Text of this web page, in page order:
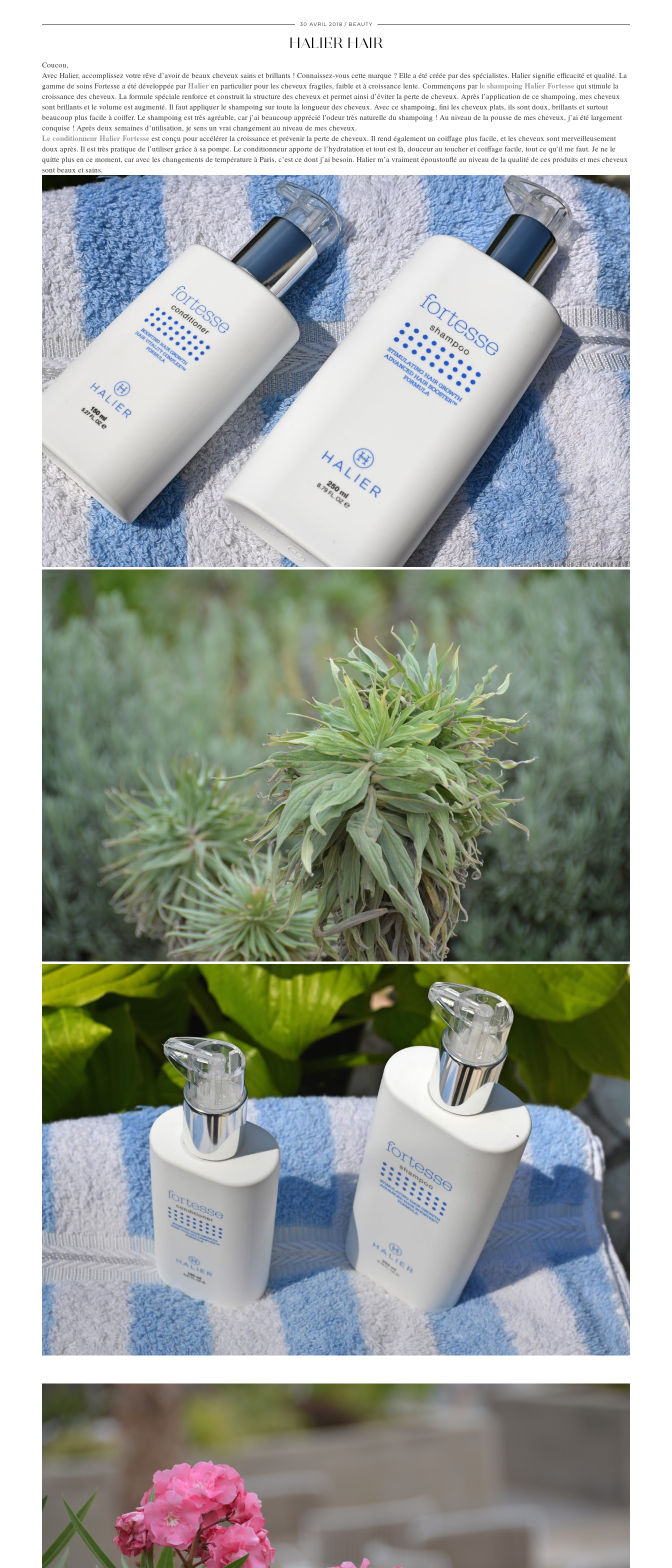
30 AVRIL 2018 BEAUTY
HALIER HAIR
Coucou,
Avec Halier, accomplissez votre rêve d’avoir de beaux cheveux sains et brillants ! Connaissez-vous cette marque ? Elle a été créée par des spécialistes. Halier signifie efficacité et qualité. La
gamme de soins Fortesse a été développée par Halier en particulier pour les cheveux fragiles, faible et à croissance lente. Commençons par le shampoing Halier Fortesse qui stimule la
croissance des cheveux. La formule spéciale renforce et construit la structure des cheveux et permet ainsi d’éviter la perte de cheveux. Après l’application de ce shampoing, mes cheveux
sont brillants et le volume est augmenté. Il faut appliquer le shampoing sur toute la longueur des cheveux. Avec ce shampoing, fini les cheveux plats, ils sont doux, brillants et surtout
beaucoup plus facile à coiffer. Le shampoing est très agréable, car j’ai beaucoup apprécié l’odeur très naturelle du shampoing ! Au niveau de la pousse de mes cheveux, j’ai été largement
conquise ! Après deux semaines d’utilisation, je sens un vrai changement au niveau de mes cheveux.
Le conditionneur Halier Fortesse est conçu pour accélérer la croissance et prévenir la perte de cheveux. Il rend également un coiffage plus facile, et les cheveux sont merveilleusement
doux après. Il est très pratique de l’utiliser grâce à sa pompe. Le conditionneur apporte de l’hydratation et tout est là, douceur au toucher et coiffage facile, tout ce qu’il me faut. Je ne le
quitte plus en ce moment, car avec les changements de température à Paris, c’est ce dont j’ai besoin. Halier m’a vraiment époustouflé au niveau de la qualité de ces produits et mes cheveux
sont beaux et sains.